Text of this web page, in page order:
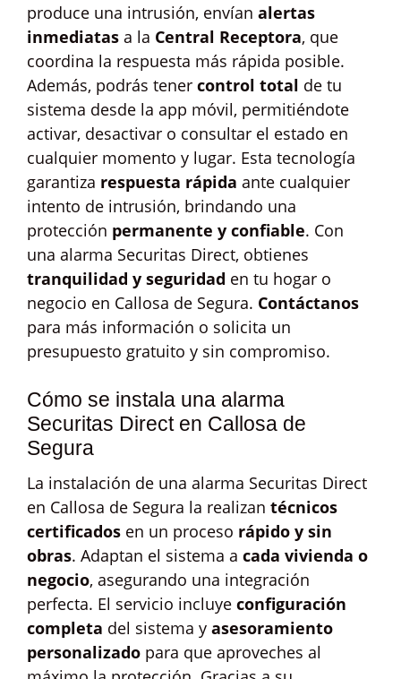
produce una intrusión, envían alertas
inmediatas a la Central Receptora, que
coordina la respuesta más rápida posible.
Además, podrás tener control total de tu
sistema desde la app móvil, permitiéndote
activar, desactivar o consultar el estado en
cualquier momento y lugar. Esta tecnología
garantiza respuesta rápida ante cualquier
intento de intrusión, brindando una
protección permanente y confiable. Con
una alarma Securitas Direct, obtienes
tranquilidad y seguridad en tu hogar o
negocio en Callosa de Segura. Contáctanos
para más información o solicita un
presupuesto gratuito y sin compromiso.
Cómo se instala una alarma
Securitas Direct en Callosa de
Segura
La instalación de una alarma Securitas Direct
en Callosa de Segura la realizan técnicos
certificados en un proceso rápido y sin
obras. Adaptan el sistema a cada vivienda o
negocio, asegurando una integración
perfecta. El servicio incluye configuración
completa del sistema y asesoramiento
personalizado para que aproveches al